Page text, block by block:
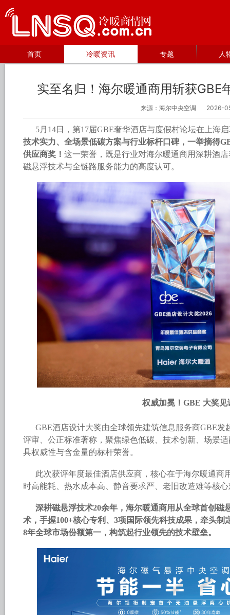
首页 冷暖资讯 专题 人
实至名归！海尔暖通商用斩获GBE
来源：海尔中央空调 2026-
5月14日，第17届GBE奢华酒店与度假村论坛在上海
技术实力、全场景低碳方案与行业标杆口碑，一举摘得
供应商奖！ 这一荣誉，既是行业对海尔暖通商用深耕酒
磁悬浮技术与全链路服务能力的高度认可。
权威加冕！GBE 大奖见
GBE酒店设计大奖由全球领先建筑信息服务商GBE发
评审、公正标准著称，聚焦绿色低碳、技术创新、场景
具权威性与含金量的标杆荣誉。
此次获评年度最佳酒店供应商，核心在于海尔暖通商
时高能耗、热水成本高、静音要求严、老旧改造难等核
深耕磁悬浮技术20余年，海尔暖通商用从全球首创磁
术，手握100+核心专利、3项国际领先科技成果，牵头
8年全球市场份额第一，构筑起行业领先的技术壁垒。